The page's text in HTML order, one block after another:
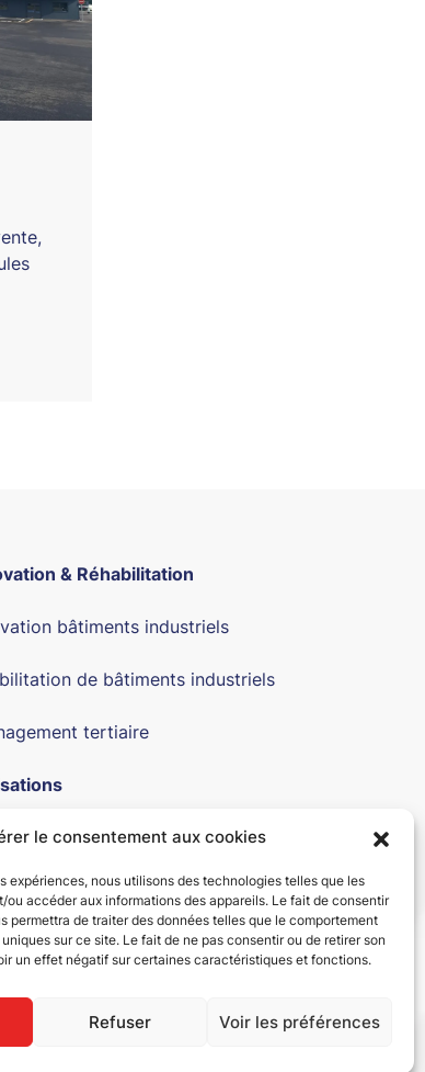
le consentement aux cookies
expériences, nous utilisons des technologies telles que les
accéder aux informations des appareils. Le fait de consentir
permettra de traiter des données telles que le comportement
sur ce site. Le fait de ne pas consentir ou de retirer son
un effet négatif sur certaines caractéristiques et fonctions.
Refuser Voir les préférences
& Réhabilitation
bâtiments industriels
de bâtiments industriels
tertiaire